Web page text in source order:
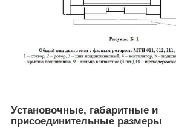
Установочные, габаритные и
присоединительные размеры